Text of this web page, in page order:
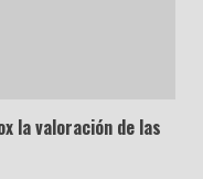
la valoración de las